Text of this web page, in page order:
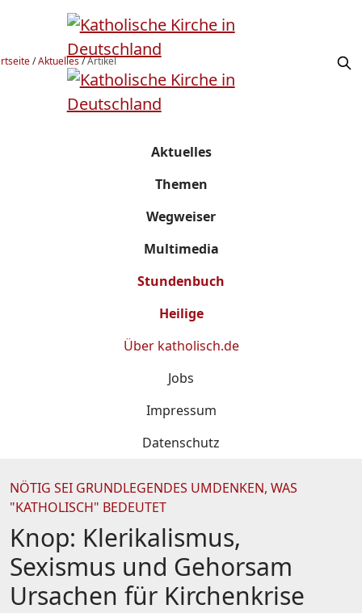
/Aktuelles/Artikel
Aktuelles
Themen
Wegweiser
Multimedia
Stundenbuch
Heilige
Über katholisch.de
Jobs
Impressum
Datenschutz
NÖTIG SEI GRUNDLEGENDES UMDENKEN, WAS
"KATHOLISCH" BEDEUTET
Knop: Klerikalismus,
Sexismus und Gehorsam
Ursachen für Kirchenkrise